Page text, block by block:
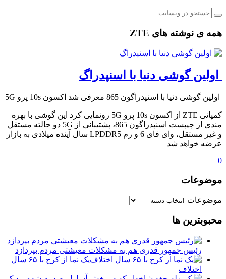
همه ی نوشته های ZTE
️ اولین گوشی دنیا با اسنپدراگ
️ اولین گوشی دنیا با اسنپدراگون 865 معرفی شد اکسون 10s پرو 5G
کمپانی ZTE از اکسون 10s پرو 5G رونمایی کرد این گوشی با بهره
مندی از چیپست اسنپدراگون 865، پشتیبانی از 5G دو حالته مستقل
و غیر مستقل، وای فای 6 و رم LPDDR5 سال آینده میلادی به بازار
عرضه خواهد شد
0
موضوعات
موضوعات
محبوبترین ها
رئیس جمهور قدری هم به مشکلات معیشتی مردم بپردازد
یک نما از کرج با ۶۵ سال
اختلاف